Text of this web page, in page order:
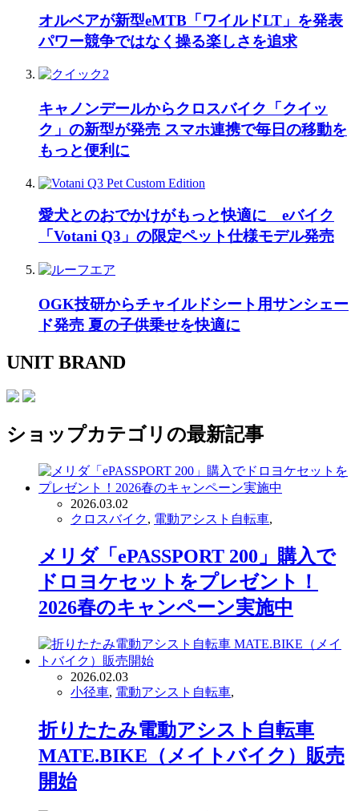
オルベアが新型eMTB「ワイルドLT」を発表
パワー競争ではなく操る楽しさを追求
キャノンデールからクロスバイク「クイッ
ク」の新型が発売 スマホ連携で毎日の移動を
もっと便利に
愛犬とのおでかけがもっと快適に eバイク
「Votani Q3」の限定ペット仕様モデル発売
OGK技研からチャイルドシート用サンシェー
ド発売 夏の子供乗せを快適に
UNIT BRAND
ショップカテゴリの最新記事
2026.03.02
クロスバイク, 電動アシスト自転車,
メリダ「ePASSPORT 200」購入で
ドロヨケセットをプレゼント！
2026春のキャンペーン実施中
2026.02.03
小径車, 電動アシスト自転車,
折りたたみ電動アシスト自転車
MATE.BIKE（メイトバイク）販売
開始